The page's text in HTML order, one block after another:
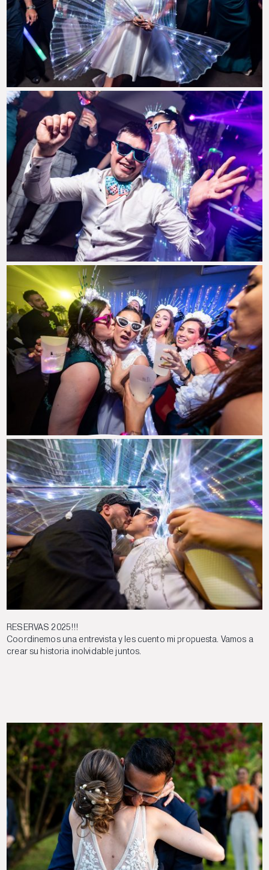
RESERVAS 2025!!!
Coordinemos una entrevista y les cuento mi propuesta. Vamos a
crear su historia inolvidable juntos.